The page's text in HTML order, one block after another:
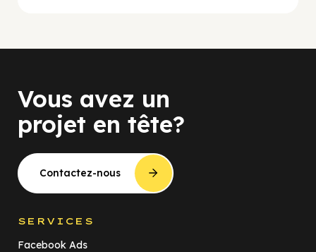
Vous avez un
projet en tête?
Contactez-nous
SERVICES
Facebook Ads